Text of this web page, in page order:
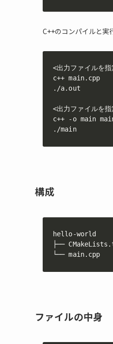
C++のコンパイルと実
<出力ファイルを
c++ main.cpp
./a.out
<出力ファイルを
c++ -o main
./main
構成
hello-world
├──
└── main.cpp
ファイルの中身